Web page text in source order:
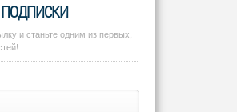
и станьте одним из первых,